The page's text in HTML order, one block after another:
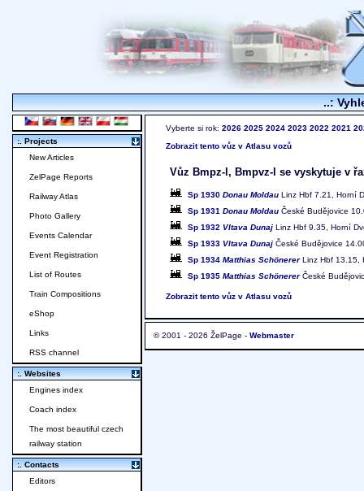
..:
Vyberte si rok: 2026 2025 2024 2023 2022 2021
Zobrazit tento vůz v Atlasu vozů
Vůz Bmpz-l, Bmpvz-l se vyskytuje v
Sp 1930 Donau Moldau Linz Hbf 7.21, Horní
Sp 1931 Donau Moldau České Budějovice
Sp 1932 Vltava Dunaj Linz Hbf 9.35, Horní
Sp 1933 Vltava Dunaj České Budějovice
Sp 1934 Matthias SchönererLinz Hbf 13.15,
Sp 1935 Matthias SchönererČeské
Zobrazit tento vůz v Atlasu vozů
© 2001 - 2026 ŽelPage - Webmaster
:. Projects
New Articles
ZelPage Reports
Railway Atlas
Photo Gallery
Events Calendar
Event Registration
List of Routes
Train Compositions
eShop
Links
RSS channel
:. Websites
Engines index
Coach index
The most beautiful czech
railway station
:. Contacts
Editors